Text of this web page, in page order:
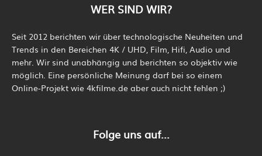
WER SIND WIR?
Seit 2012 berichten wir über technologische Neuheiten und
Trends in den Bereichen 4K / UHD, Film, Hifi, Audio und
mehr. Wir sind unabhängig und berichten so objektiv wie
möglich. Eine persönliche Meinung darf bei so einem
Online-Projekt wie 4kfilme.de aber auch nicht fehlen ;)
Folge uns auf...